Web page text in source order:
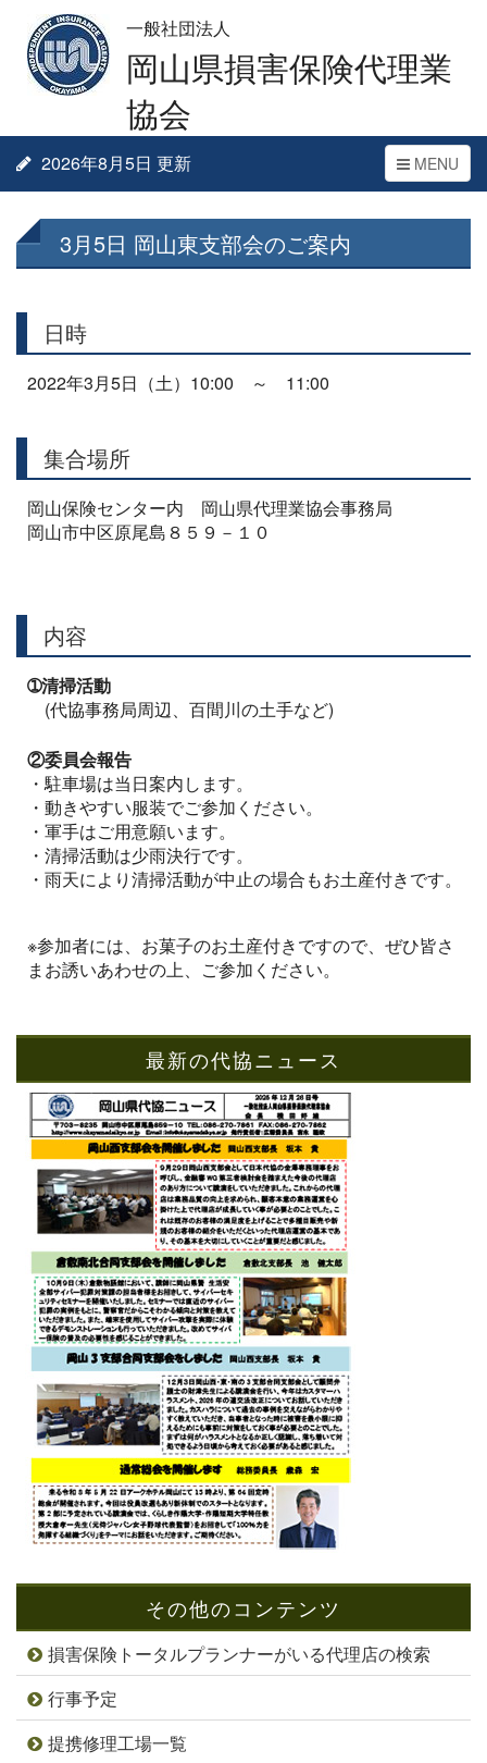
一般社団法人
岡山県損害保険代理業
協会
Toggle
navigation
MENU
2026年8月5日 更新
3月5日 岡山東支部会のご案内
日時
2022年3月5日（土）10:00 ～ 11:00
集合場所
岡山保険センター内 岡山県代理業協会事務局
岡山市中区原尾島８５９－１０
内容
➀清掃活動
(代協事務局周辺、百間川の土手など)
②委員会報告
・駐車場は当日案内します。
・動きやすい服装でご参加ください。
・軍手はご用意願います。
・清掃活動は少雨決行です。
・雨天により清掃活動が中止の場合もお土産付きです。
※参加者には、お菓子のお土産付きですので、ぜひ皆さ
まお誘いあわせの上、ご参加ください。
最新の代協ニュース
その他のコンテンツ
損害保険トータルプランナーがいる代理店の検索
行事予定
提携修理工場一覧